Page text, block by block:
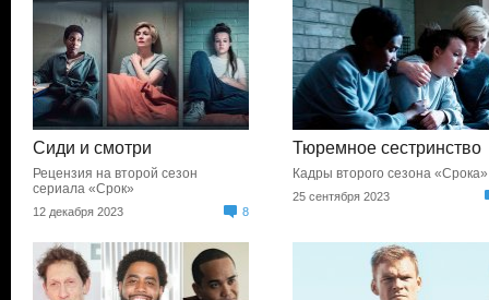
Сиди и смотри
Рецензия на второй сезон
сериала «Срок»
12 декабря 2023 8
Тюремное сестринство
Кадры второго сезона «Срока»
25 сентября 2023